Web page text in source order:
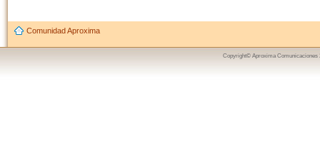
Comunidad Aproxima
Copyright© Aproxima Comunicaciones